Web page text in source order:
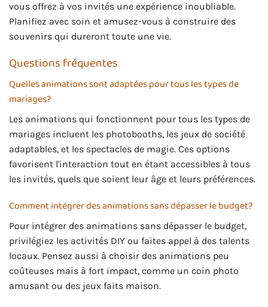
vous offrez à vos invités une expérience inoubliable.
Planifiez avec soin et amusez-vous à construire des
souvenirs qui dureront toute une vie.
Questions fréquentes
Quelles animations sont adaptées pour tous les types de
mariages?
Les animations qui fonctionnent pour tous les types de
mariages incluent les photobooths, les jeux de société
adaptables, et les spectacles de magie. Ces options
favorisent l'interaction tout en étant accessibles à tous
les invités, quels que soient leur âge et leurs préférences.
Comment intégrer des animations sans dépasser le budget?
Pour intégrer des animations sans dépasser le budget,
privilégiez les activités DIY ou faites appel à des talents
locaux. Pensez aussi à choisir des animations peu
coûteuses mais à fort impact, comme un coin photo
amusant ou des jeux faits maison.